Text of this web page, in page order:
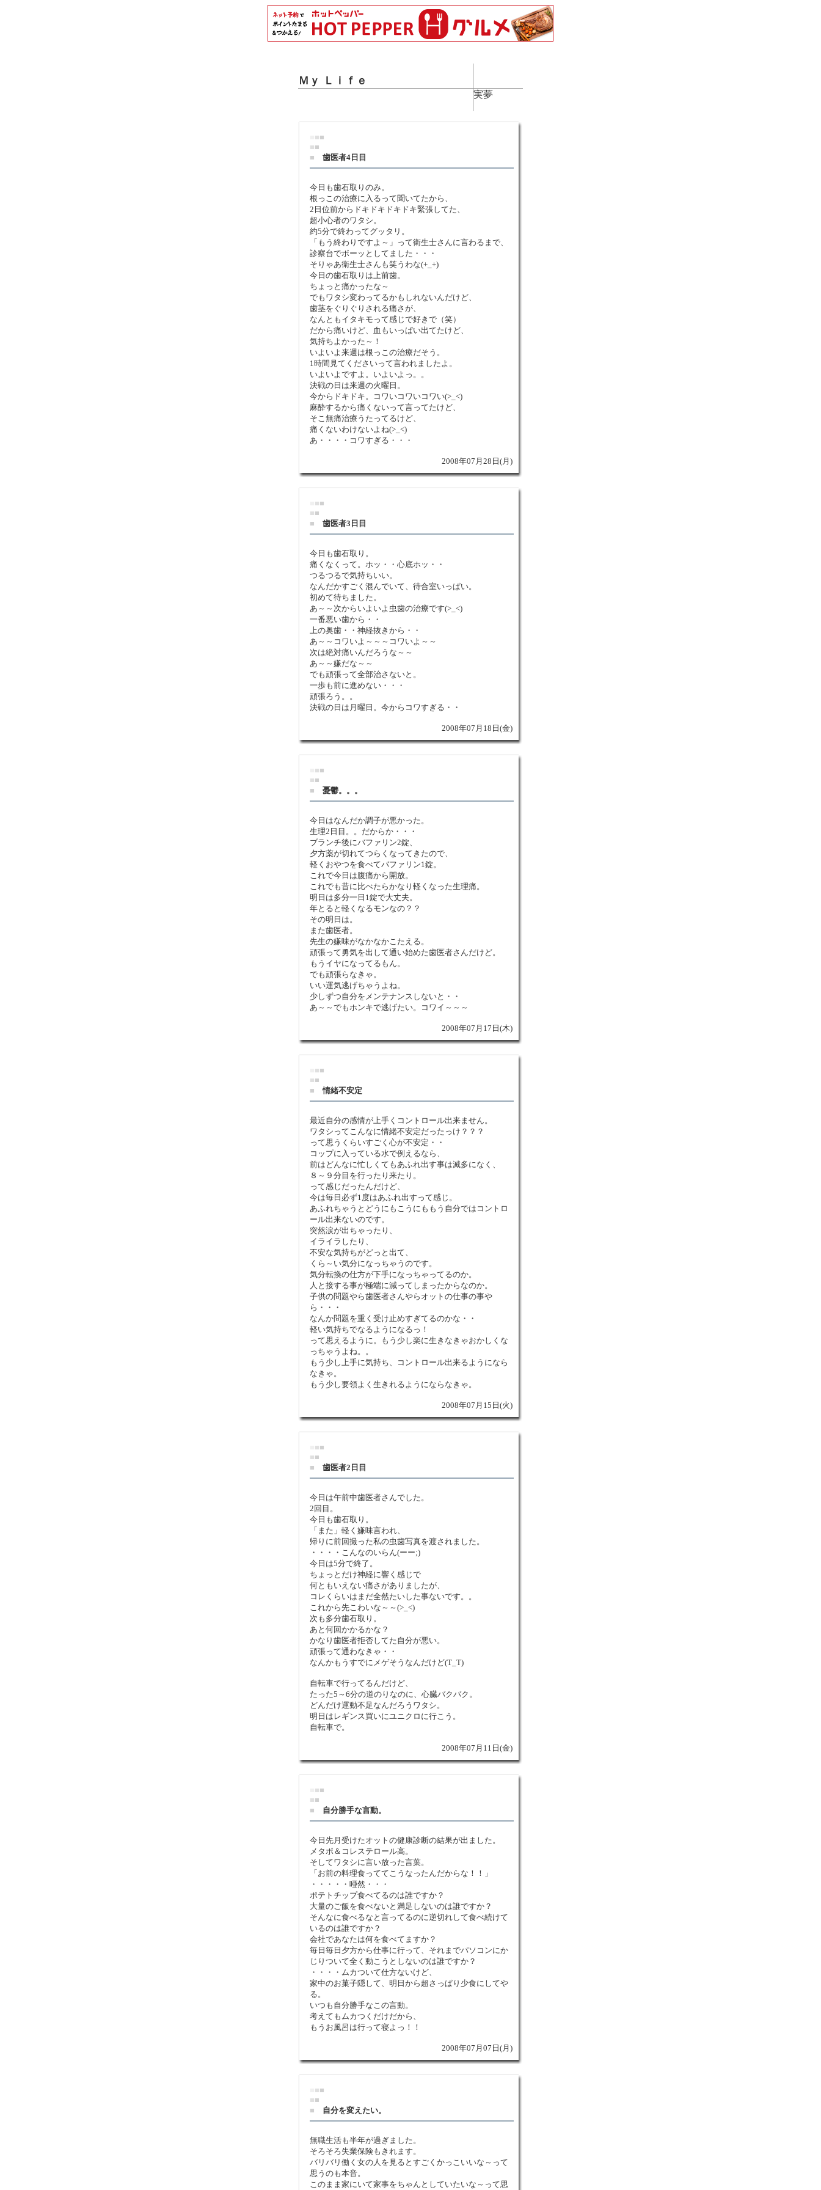
Ｍｙ Ｌｉｆｅ
実夢
■■
■■
■
歯医者4日目
今日も歯石取りのみ。
根っこの治療に入るって聞いてたから、
2日位前からドキドキドキドキ緊張してた、
超小心者のワタシ。
約5分で終わってグッタリ。
「もう終わりですよ～」って衛生士さんに言わるまで、
診察台でボーッとしてました・・・
そりゃあ衛生士さんも笑うわな(+_+)
今日の歯石取りは上前歯。
ちょっと痛かったな～
でもワタシ変わってるかもしれないんだけど、
歯茎をぐりぐりされる痛さが、
なんともイタキモって感じで好きで（笑）
だから痛いけど、血もいっぱい出てたけど、
気持ちよかった～！
いよいよ来週は根っこの治療だそう。
1時間見てくださいって言われましたよ。
いよいよですよ。いよいよっ。。
決戦の日は来週の火曜日。
今からドキドキ。コワいコワいコワい(>_<)
麻酔するから痛くないって言ってたけど、
そこ無痛治療うたってるけど、
痛くないわけないよね(>_<)
あ・・・・コワすぎる・・・
2008年07月28日(月)
■■
■■
■
歯医者3日目
今日も歯石取り。
痛くなくって。ホッ・・心底ホッ・・
つるつるで気持ちいい。
なんだかすごく混んでいて、待合室いっぱい。
初めて待ちました。
あ～～次からいよいよ虫歯の治療です(>_<)
一番悪い歯から・・
上の奥歯・・神経抜きから・・
あ～～コワいよ～～～コワいよ～～
次は絶対痛いんだろうな～～
あ～～嫌だな～～
でも頑張って全部治さないと。
一歩も前に進めない・・・
頑張ろう。。
決戦の日は月曜日。今からコワすぎる・・
2008年07月18日(金)
■■
■■
■
憂鬱。。。
今日はなんだか調子が悪かった。
生理2日目。。だからか・・・
ブランチ後にバファリン2錠、
夕方薬が切れてつらくなってきたので、
軽くおやつを食べてバファリン1錠。
これで今日は腹痛から開放。
これでも昔に比べたらかなり軽くなった生理痛。
明日は多分一日1錠で大丈夫。
年とると軽くなるモンなの？？
その明日は。
また歯医者。
先生の嫌味がなかなかこたえる。
頑張って勇気を出して通い始めた歯医者さんだけど。
もうイヤになってるもん。
でも頑張らなきゃ。
いい運気逃げちゃうよね。
少しずつ自分をメンテナンスしないと・・
あ～～でもホンキで逃げたい。コワイ～～～
2008年07月17日(木)
■■
■■
■
情緒不安定
最近自分の感情が上手くコントロール出来ません。
ワタシってこんなに情緒不安定だったっけ？？？
って思うくらいすごく心が不安定・・
コップに入っている水で例えるなら、
前はどんなに忙しくてもあふれ出す事は滅多になく、
８～９分目を行ったり来たり。
って感じだったんだけど、
今は毎日必ず1度はあふれ出すって感じ。
あふれちゃうとどうにもこうにももう自分ではコントロ
ール出来ないのです。
突然涙が出ちゃったり、
イライラしたり、
不安な気持ちがどっと出て、
くら～い気分になっちゃうのです。
気分転換の仕方が下手になっちゃってるのか。
人と接する事が極端に減ってしまったからなのか。
子供の問題やら歯医者さんやらオットの仕事の事や
ら・・・
なんか問題を重く受け止めすぎてるのかな・・
軽い気持ちでなるようになるっ！
って思えるように。もう少し楽に生きなきゃおかしくな
っちゃうよね。。
もう少し上手に気持ち、コントロール出来るようになら
なきゃ。
もう少し要領よく生きれるようにならなきゃ。
2008年07月15日(火)
■■
■■
■
歯医者2日目
今日は午前中歯医者さんでした。
2回目。
今日も歯石取り。
「また」軽く嫌味言われ、
帰りに前回撮った私の虫歯写真を渡されました。
・・・・こんなのいらん(ーー;)
今日は5分で終了。
ちょっとだけ神経に響く感じで
何ともいえない痛さがありましたが、
コレくらいはまだ全然たいした事ないです。。
これから先こわいな～～(>_<)
次も多分歯石取り。
あと何回かかるかな？
かなり歯医者拒否してた自分が悪い。
頑張って通わなきゃ・・
なんかもうすでにメゲそうなんだけど(T_T)
自転車で行ってるんだけど、
たった5～6分の道のりなのに、心臓バクバク。
どんだけ運動不足なんだろうワタシ。
明日はレギンス買いにユニクロに行こう。
自転車で。
2008年07月11日(金)
■■
■■
■
自分勝手な言動。
今日先月受けたオットの健康診断の結果が出ました。
メタボ＆コレステロール高。
そしてワタシに言い放った言葉。
「お前の料理食っててこうなったんだからな！！」
・・・・・唖然・・・
ポテトチップ食べてるのは誰ですか？
大量のご飯を食べないと満足しないのは誰ですか？
そんなに食べるなと言ってるのに逆切れして食べ続けて
いるのは誰ですか？
会社であなたは何を食べてますか？
毎日毎日夕方から仕事に行って、それまでパソコンにか
じりついて全く動こうとしないのは誰ですか？
・・・・ムカついて仕方ないけど、
家中のお菓子隠して、明日から超さっぱり少食にしてや
る。
いつも自分勝手なこの言動。
考えてもムカつくだけだから、
もうお風呂は行って寝よっ！！
2008年07月07日(月)
■■
■■
■
自分を変えたい。
無職生活も半年が過ぎました。
そろそろ失業保険もきれます。
バリバリ働く女の人を見るとすごくかっこいいな～って
思うのも本音。
このまま家にいて家事をちゃんとしていたいな～って思